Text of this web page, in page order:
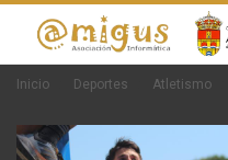
Inicio Deportes Atletismo